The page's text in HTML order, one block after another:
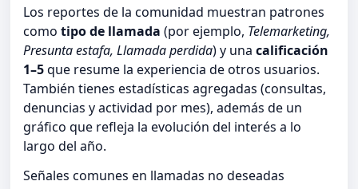
Los reportes de la comunidad muestran patrones
como tipo de llamada (por ejemplo, Telemarketing,
Presunta estafa, Llamada perdida) y una calificación
1–5que resume la experiencia de otros usuarios.
También tienes estadísticas agregadas (consultas,
denuncias y actividad por mes), además de un
gráfico que refleja la evolución del interés a lo
largo del año.
Señales comunes en llamadas no deseadas